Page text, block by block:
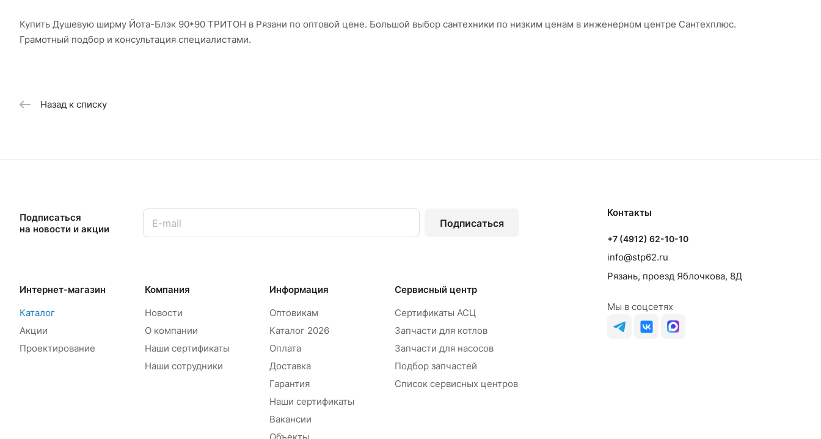
Купить Душевую ширму Йота-Блэк 90*90 ТРИТОН в Рязани по оптовой цене. Большой выбор сантехники по низким ценам в инженерном центре Сантехплюс.
Грамотный подбор и консультация специалистами.
Назад к списку
Подписаться
на новости и акции
Подписаться
Интернет-магазин
Каталог
Акции
Проектирование
Компания
Новости
О компании
Наши сертификаты
Наши сотрудники
Информация
Оптовикам
Каталог 2026
Оплата
Доставка
Гарантия
Наши сертификаты
Вакансии
Сервисный центр
Сертификаты АСЦ
Запчасти для котлов
Запчасти для насосов
Подбор запчастей
Список сервисных центров
Контакты
+7 (4912) 62-10-10
info@stp62.ru
Рязань, проезд Яблочкова, 8Д
Мы в соцсетях